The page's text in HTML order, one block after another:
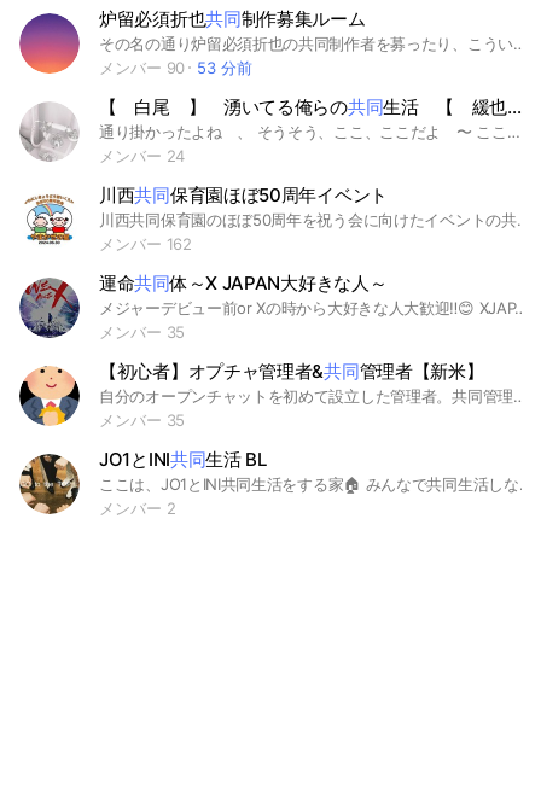
炉留必須折也共同制作募集ルーム
その名の通り炉留必須折也の共同制作者を募ったり、こういう世界観のオプが欲しい等、フリー世界観を提案したり出来る場所です。 折以外OK、炉留無しOKの場所の募集はお控えください #オリキャラ #折伽羅 #炉留必須
メンバー 90
53 分前
【 白尾 】 湧いてる俺らの共同生活 【 緩也ハント 】
通り掛かったよね 、 そうそう、ここ、ここだよ 〜 ここが僕らのシェアハウス(という名の同顔派生◎也)‼️ 暇だったら覗きに来てよ、 もう超〜〜〜ゆるゆるなんだから ♪ お？設定？……ありません(笑顔) (管理)共同生活っていう響きいいよね ⬆️⬆️❓❓❓⬆️⬆️ 同顔パーティとかもやりたいよね？？ うんうん。って僕だけ〜〜〜？？ ノート勢も、お迎え困難失踪勢もみーんなで仲良くしよ！！いずれライトとかもやりたいな〜とは考えてるよ〜。勿論任意参加ね‼️ いやぁ、何をやったっていい。 ア、勿論荒らしはダメだよ？ それ以外なら無言着席も無言CCも同伴ぜんぜーーんOK ！！エンカ話とかも1:1の空間、または話を知っている人の中ならオールオッケー。分からない人には配慮してあげてね。 ◻︎ 白尾限定 ◻︎ 激緩 以上 管理からでした 〜〜 #白尾 #ワイテ #実況者 #WT #vvt #wt #なりきり #也 #激緩 #管理暇人 承認開始 2026/3/24
メンバー 24
川西共同保育園ほぼ50周年イベント
川西共同保育園のほぼ50周年を祝う会に向けたイベントの共有や連絡用のオープンチャットです。 同窓会企画や当日の内容共有などをしていく予定です。 元園児も保護者も先生も職員も、現役OBみんなで川共保の大事にしてきた保育を振り返り、次につなげられるお祝いの場になるようご協力ください。 このLINEグループは、誰でも入れるオープンチャットなので、個人情報などは流さないようご注意ください。
メンバー 162
運命共同体～X JAPAN大好きな人～
メジャーデビュー前or Xの時から大好きな人大歓迎‼️😊 XJAPANが大好きな人達と気楽にお話したくて作りました。 最近はトーク緩やかにしか進んでないので、初めて来た方は挨拶してくれると助かります🙇‍♀️ #X #XJAPAN #YOSHIKI #TOSHI #PATA #HIDE #SUGIZO #TAIJI #HEATH #運命共同体
メンバー 35
【初心者】オプチャ管理者&共同管理者【新米】
自分のオープンチャットを初めて設立した管理者。共同管理者を任されたけど何をやったらいいのだろう？ 宣伝は？いざ管理者&共同管理者になったらわからないことが多くて困る。そんな人が集まる学びの場。 あまり難しいことはわからないかも知れないけど、人に教えるのが好きな中堅どころもどうぞいらっしゃいませ コロナの感染拡大、緊急事態宣言などで篭りがちです。オプチャ作成をお試しになる方は多いと思います。わからないことは質問相談ください。 基本操作から管理基礎 管理者情報交換 #管理者 #共同管理者 #管理人 #共同管理人 #副管 #質問 #相談
メンバー 35
JO1とINI共同生活 BL
ここは、JO1とINI共同生活をする家🏠 みんなで共同生活しながら恋愛してこ！ 女の子役なし❌ ○←空き ×←埋まり ☆←主 與那城奨→× 川尻蓮→× 白岩瑠姫→× 河野純喜→× 佐藤景瑚→○ 川西拓実→× 木全翔也→× 大平祥生→× 金城碧海→× 鶴房汐恩→× 豆原一成→○ 池崎理人→× 尾崎匠海→‪‪✕‬ 木村柾哉→× 後藤威尊→〇 佐野雄大→〇 許豊凡→× 髙塚大夢→☆ 田島将吾→〇 西洸人→〇 藤牧京介→× 松田迅→〇 みんな楽しもー！
メンバー 2